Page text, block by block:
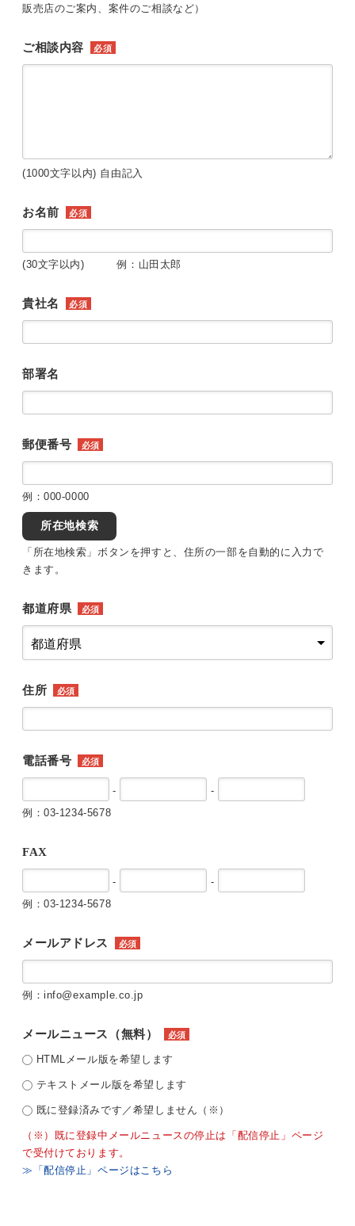
販売店のご案内、案件のご相談など）
ご相談内容 必須
(1000文字以内) 自由記入
お名前 必須
(30文字以内) 例：山田太郎
貴社名 必須
部署名
郵便番号 必須
例：000-0000
所在地検索
「所在地検索」ボタンを押すと、住所の一部を自動的に入力で
きます。
都道府県 必須
住所 必須
電話番号 必須
-
-
例：03-1234-5678
FAX
-
-
例：03-1234-5678
メールアドレス 必須
例：info@example.co.jp
メールニュース（無料） 必須
HTMLメール版を希望します
テキストメール版を希望します
既に登録済みです／希望しません（※）
（※）既に登録中メールニュースの停止は「配信停止」ページ
で受付けております。
≫「配信停止」ページはこちら